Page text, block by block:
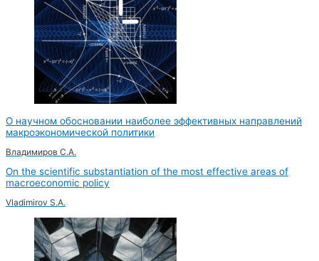
О научном обосновании наиболее эффективных направлений
макроэкономической политики
Владимиров С.А.
On the scientific substantiation of the most effective areas of
macroeconomic policy
Vladimirov S.A.